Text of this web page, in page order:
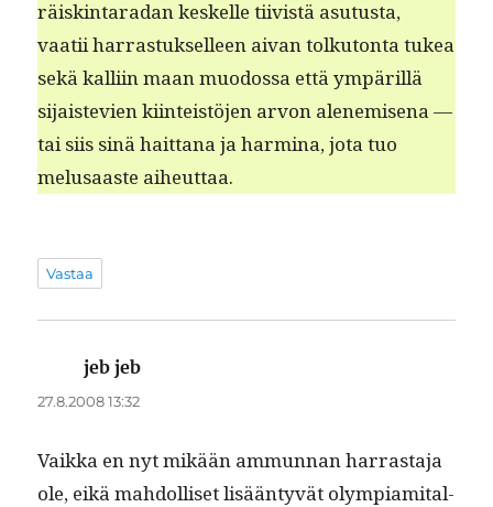
räiskin­taradan keskelle tiivistä asu­tus­ta,
vaatii har­ras­tuk­selleen aivan tolku­ton­ta tukea
sekä kalli­in maan muo­dos­sa että ympäril­lä
sijais­te­vien kiin­teistö­jen arvon alen­e­mise­na —
tai siis sinä hait­tana ja harmi­na, jota tuo
melusaaste aiheuttaa.
Vastaa
jeb jeb
27.8.2008 13:32
Vaik­ka en nyt mikään ammunnan har­ras­ta­ja
ole, eikä mah­dol­liset lisään­tyvät olympiami­tal­